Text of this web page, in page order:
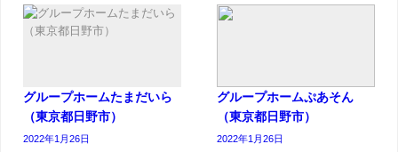
グループホームたまだいら
（東京都日野市）
2022年1月26日
グループホームぷあそん
（東京都日野市）
2022年1月26日